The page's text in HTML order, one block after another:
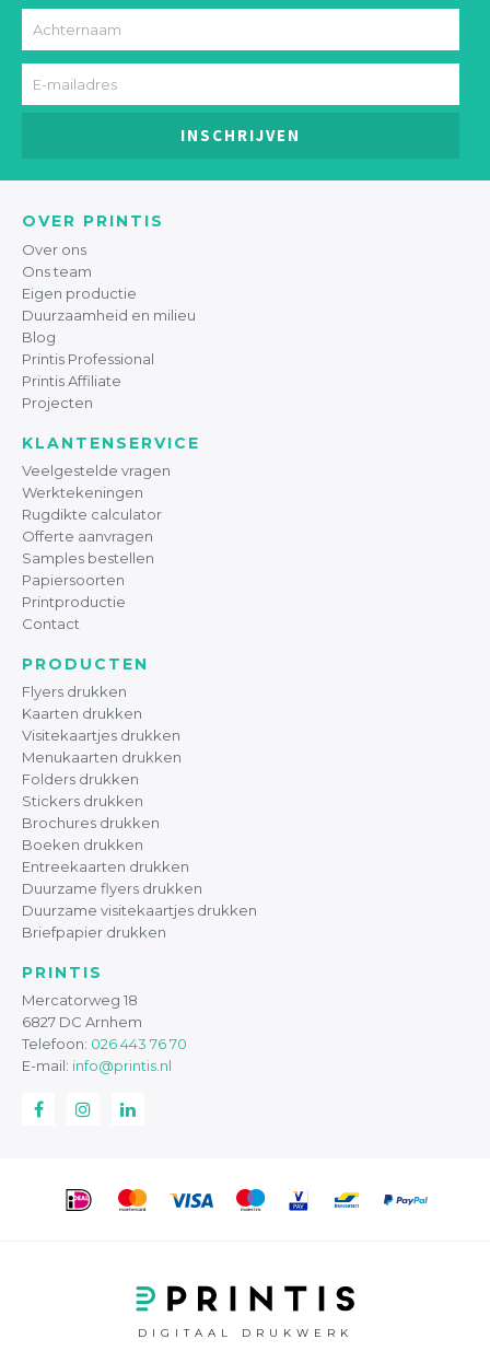
INSCHRIJVEN
OVER PRINTIS
Over ons
Ons team
Eigen productie
Duurzaamheid en milieu
Blog
Printis Professional
Printis Affiliate
Projecten
KLANTENSERVICE
Veelgestelde vragen
Werktekeningen
Rugdikte calculator
Offerte aanvragen
Samples bestellen
Papiersoorten
Printproductie
Contact
PRODUCTEN
Flyers drukken
Kaarten drukken
Visitekaartjes drukken
Menukaarten drukken
Folders drukken
Stickers drukken
Brochures drukken
Boeken drukken
Entreekaarten drukken
Duurzame flyers drukken
Duurzame visitekaartjes drukken
Briefpapier drukken
PRINTIS
Mercatorweg 18
6827 DC Arnhem
Telefoon: 026 443 76 70
E-mail: info@printis.nl
DIGITAAL DRUKWERK